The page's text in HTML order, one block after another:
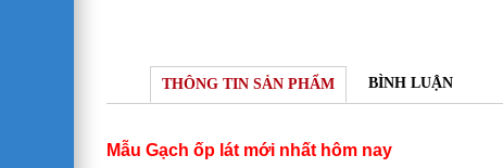
THÔNG TIN SẢN PHẨM BÌNH LUẬN
Mẫu Gạch ốp lát mới nhất hôm nay